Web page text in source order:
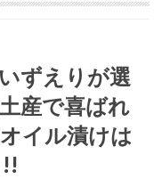
ずえりが選
産で喜ばれ
イル漬けは